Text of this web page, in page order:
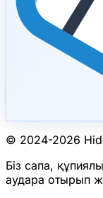
© 2024-2026
Біз сапа,
аудара отырып